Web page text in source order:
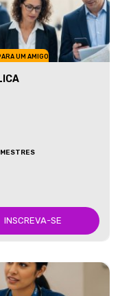
UM AMIGO
INSCREVA-SE